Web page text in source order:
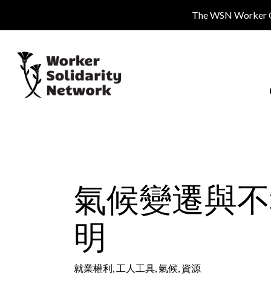
to
content
The WSN Worker
氣候變遷與
明
就業權利, 工人工具,氣候, 資源